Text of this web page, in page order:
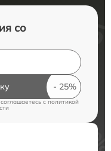
со
c политикой